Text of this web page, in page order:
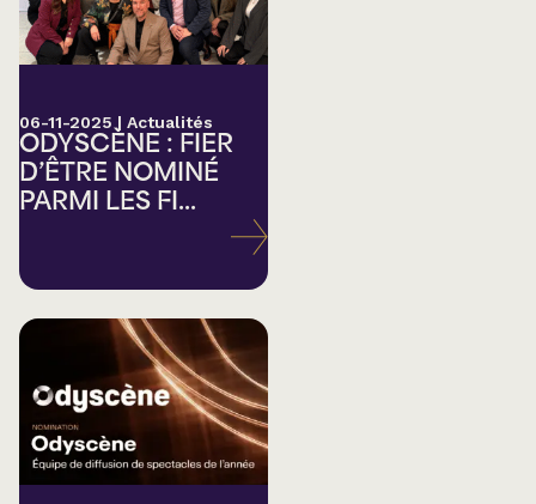
06-11-2025 | Actualités
ODYSCÈNE : FIER
D’ÊTRE NOMINÉ
PARMI LES FI...